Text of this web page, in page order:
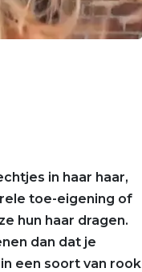
in haar haar,
toe-eigening of
hun haar dragen.
dan dat je
een soort van rook